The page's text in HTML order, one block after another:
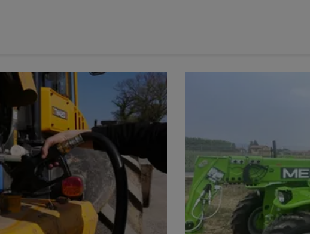
chargeurs, moissonneuses…) les agriculteurs doivent utiliser
ne sont plus autorisés à rouler au fioul domestique.
du tarif réduit dès le 1er juillet 2024 ? où trouver l’attestation